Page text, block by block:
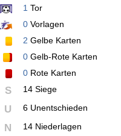
1 Tor
0Vorlagen
2 Gelbe Karten
0Gelb-Rote Karten
0Rote Karten
S 14 Siege
U 6 Unentschieden
N 14 Niederlagen